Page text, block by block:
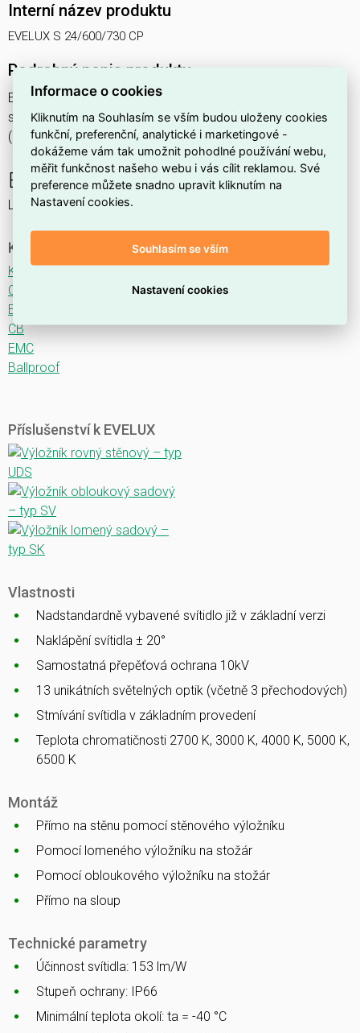
Interní název produktu
EVELUX S 24/600/730 CP
Podrobný popis produktu
EVELUX S 24/600/730 CP 53W IP66
svítidlo pouliční s modulem LED, spektrum 730A3, optika CP
(Central Parking TYPE I)
EVELUX
LED svítidlo pro osvětlení komunikací.
Ke stažení
Katalogový list
CE
ENEC
CB
EMC
Ballproof
Příslušenství k EVELUX
Vlastnosti
Nadstandardně vybavené svítidlo již v základní verzi
Naklápění svítidla ± 20°
Samostatná přepěťová ochrana 10kV
13 unikátních světelných optik (včetně 3 přechodových)
Stmívání svítidla v základním provedení
Teplota chromatičnosti 2700 K, 3000 K, 4000 K, 5000 K,
6500 K
Montáž
Přímo na stěnu pomocí stěnového výložníku
Pomocí lomeného výložníku na stožár
Pomocí obloukového výložníku na stožár
Přímo na sloup
Technické parametry
Účinnost svítidla: 153 lm/W
Stupeň ochrany: IP66
Minimální teplota okolí: ta = -40 °C
Informace o cookies
Kliknutím na Souhlasím se vším budou uloženy cookies
funkční, preferenční, analytické i marketingové -
dokážeme vám tak umožnit pohodlné používání webu,
měřit funkčnost našeho webu i vás cílit reklamou. Své
preference můžete snadno upravit kliknutím na
Nastavení cookies.
Souhlasím se vším
Nastavení cookies